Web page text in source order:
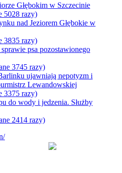
Głębokim w Szczecinie
5028 razy)
nad Jeziorem Głębokie w
3835 razy)
psa pozostawionego
3745 razy)
ujawniają nepotyzm i
Lewandowskiej
3375 razy)
do wody i jedzenia. Służby
2414 razy)